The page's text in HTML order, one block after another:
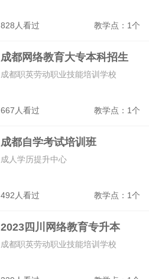
828人看过 教学点：1个
成都网络教育大专本科招生
667人看过 教学点：1个
成都职英劳动职业技能培训学校
成都自学考试培训班
492人看过 教学点：1个
成人学历提升中心
2023四川网络教育专升本
成都职英劳动职业技能培训学校